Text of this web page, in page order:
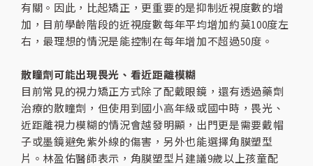
有關。因此，比起矯正，更重要的是抑制近視度數的增
加，目前學齡階段的近視度數每年平均增加約莫100度左
右，最理想的情況是能控制在每年增加不超過50度。
散瞳劑可能出現畏光、看近距離模糊
目前常見的視力矯正方式除了配戴眼鏡，還有透過藥劑
治療的散瞳劑，但使用到國小高年級或國中時，畏光、
近距離視力模糊的情況會越發明顯，出門更是需要戴帽
子或墨鏡避免紫外線的傷害，另外也能選擇角膜塑型
片。林盈佑醫師表示，角膜塑型片建議9歲以上孩童配